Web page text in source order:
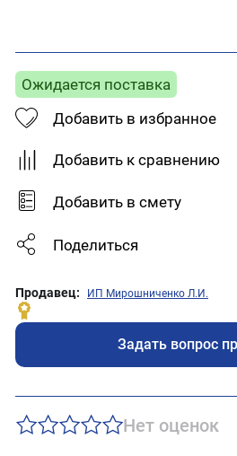
Ожидается поставка
Добавить в избранное
Добавить к сравнению
Добавить в смету
Поделиться
Продавец: ИП Мирошниченко Л.И.
Задать вопрос
Нет оценок